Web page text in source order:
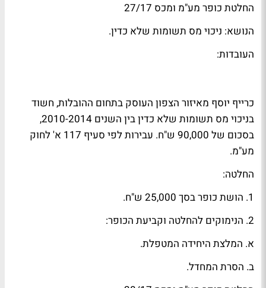
החלטת כופר מע"מ ומכס 27/17
הנושא: ניכוי מס תשומות שלא כדין.
העובדות:
כרייף יוסף מאיזור הצפון העוסק בתחום ההובלות, חשוד
בניכוי מס תשומות שלא כדין בין השנים 2010-2014,
בסכום של 90,000 ש"ח. עבירות לפי סעיף 117 א' לחוק
מע"מ.
החלטה:
1. הושת כופר בסך 25,000 ש"ח.
2. הנימוקים להחלטה וקביעת הכופר:
א. המלצת היחידה המטפלת.
ב. הסרת המחדל.